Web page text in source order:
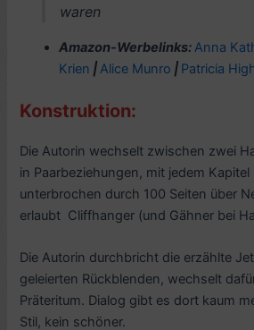
waren
Amazon-Werbelinks:Anna
Krien |Alice Munro | Patricia
Konstruktion:
Die Autorin wechselt zwischen zwei
in Paarbeziehungen, mit jedem Kapitel
unterbrochen durch 100 Seiten über
erlaubt Cliffhanger (und Gähner bei
Die Autorin durchbricht die erzählte
geleierten Rückblenden, wechselt
Präteritum. Dialog gibt es dort kaum
Stil, kein schöner.